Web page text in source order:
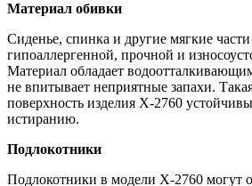
Материал обивки
Сиденье, спинка и другие мягкие
гипоаллергенной, прочной и
Материал обладает
не впитывает неприятные запахи.
поверхность изделия X-2760
истиранию.
Подлокотники
Подлокотники в модели X-2760 могут